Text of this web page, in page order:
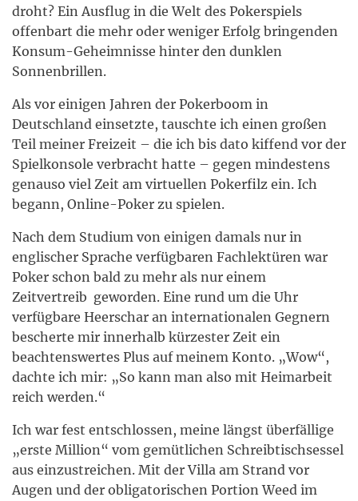
droht? Ein Ausflug in die Welt des Pokerspiels
offenbart die mehr oder weniger Erfolg bringenden
Konsum-Geheimnisse hinter den dunklen
Sonnenbrillen.
Als vor einigen Jahren der Pokerboom in
Deutschland einsetzte, tauschte ich einen großen
Teil meiner Freizeit – die ich bis dato kiffend vor der
Spielkonsole verbracht hatte – gegen mindestens
genauso viel Zeit am virtuellen Pokerfilz ein. Ich
begann, Online-Poker zu spielen.
Nach dem Studium von einigen damals nur in
englischer Sprache verfügbaren Fachlektüren war
Poker schon bald zu mehr als nur einem
Zeitvertreib geworden. Eine rund um die Uhr
verfügbare Heerschar an internationalen Gegnern
bescherte mir innerhalb kürzester Zeit ein
beachtenswertes Plus auf meinem Konto. „Wow“,
dachte ich mir: „So kann man also mit Heimarbeit
reich werden.“
Ich war fest entschlossen, meine längst überfällige
„erste Million“ vom gemütlichen Schreibtischsessel
aus einzustreichen. Mit der Villa am Strand vor
Augen und der obligatorischen Portion Weed im